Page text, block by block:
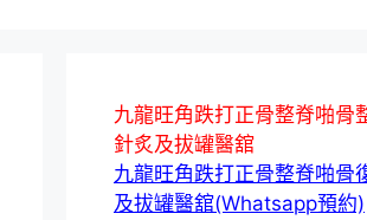
九龍旺角跌打正骨整脊啪骨
針炙及拔罐醫舘
九龍旺角跌打正骨整脊啪骨
及拔罐醫舘(Whatsapp預約)